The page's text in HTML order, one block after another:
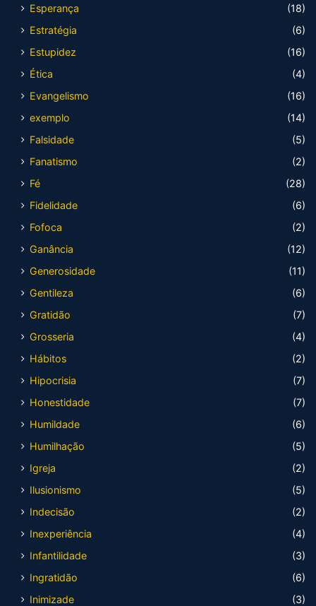
Esperança
(18)
Estratégia
(6)
Estupidez
(16)
Ética
(4)
Evangelismo
(16)
exemplo
(14)
Falsidade
(5)
Fanatismo
(2)
Fé
(28)
Fidelidade
(6)
Fofoca
(2)
Ganância
(12)
Generosidade
(11)
Gentileza
(6)
Gratidão
(7)
Grosseria
(4)
Hábitos
(2)
Hipocrisia
(7)
Honestidade
(7)
Humildade
(6)
Humilhação
(5)
Igreja
(2)
Ilusionismo
(5)
Indecisão
(2)
Inexperiência
(4)
Infantilidade
(3)
Ingratidão
(6)
Inimizade
(3)